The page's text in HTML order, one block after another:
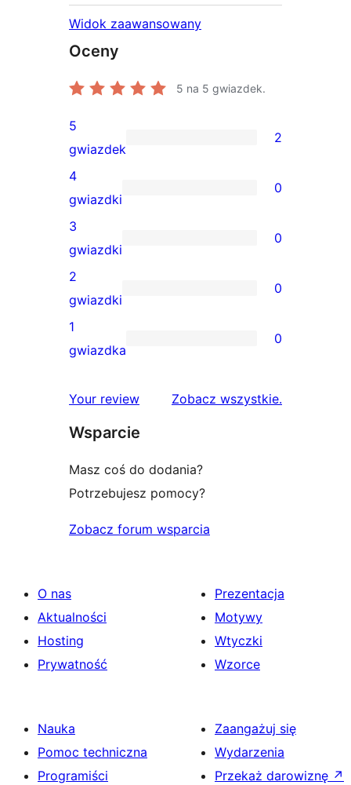
Widok zaawansowany
Oceny
5 na 5 gwiazdek.
2
recenzje
5-
gwiazdkowe
5
gwiazdek
2
0
recenzji
4-
gwiazdkowych
4
gwiazdki
0
0
recenzji
3-
gwiazdkowych
3
gwiazdki
0
0
recenzji
2-
2
gwiazdki
0
0
1-
1
gwiazdka
0
Your review Zobacz wszystkierecenzje
.
Wsparcie
Masz coś do dodania?
Potrzebujesz pomocy?
Zobacz forum wsparcia
O nas
Aktualności
Hosting
Prywatność
Prezentacja
Motywy
Wtyczki
Wzorce
Nauka
Pomoc techniczna
Programiści
Zaangażuj się
Wydarzenia
Przekaż darowiznę ↗